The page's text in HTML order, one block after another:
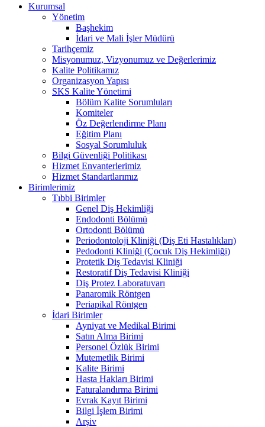
Kurumsal
Yönetim
Başhekim
İdari ve Mali İşler Müdürü
Tarihçemiz
Misyonumuz, Vizyonumuz ve Değerlerimiz
Kalite Politikamız
Organizasyon Yapısı
SKS Kalite Yönetimi
Bölüm Kalite Sorumluları
Komiteler
Öz Değerlendirme Planı
Eğitim Planı
Sosyal Sorumluluk
Bilgi Güvenliği Politikası
Hizmet Envanterlerimiz
Hizmet Standartlarımız
Birimlerimiz
Tıbbi Birimler
Genel Diş Hekimliği
Endodonti Bölümü
Ortodonti Bölümü
Periodontoloji Kliniği (Diş Eti Hastalıkları)
Pedodonti Kliniği (Çocuk Diş Hekimliği)
Protetik Diş Tedavisi Kliniği
Restoratif Diş Tedavisi Kliniği
Diş Protez Laboratuvarı
Panaromik Röntgen
Periapikal Röntgen
İdari Birimler
Ayniyat ve Medikal Birimi
Satın Alma Birimi
Personel Özlük Birimi
Mutemetlik Birimi
Kalite Birimi
Hasta Hakları Birimi
Faturalandırma Birimi
Evrak Kayıt Birimi
Bilgi İşlem Birimi
Arşiv